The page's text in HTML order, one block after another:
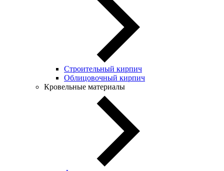
Строительный кирпич
Облицовочный кирпич
Кровельные материалы